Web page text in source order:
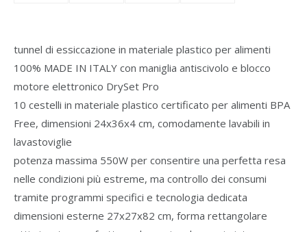
tunnel di essiccazione in materiale plastico per alimenti
100% MADE IN ITALY con maniglia antiscivolo e blocco
motore elettronico DrySet Pro
10 cestelli in materiale plastico certificato per alimenti BPA
Free, dimensioni 24x36x4 cm, comodamente lavabili in
lavastoviglie
potenza massima 550W per consentire una perfetta resa
nelle condizioni più estreme, ma controllo dei consumi
tramite programmi specifici e tecnologia dedicata
dimensioni esterne 27x27x82 cm, forma rettangolare